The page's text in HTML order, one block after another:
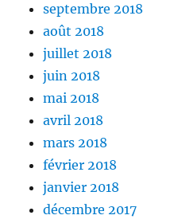
septembre 2018
août 2018
juillet 2018
juin 2018
mai 2018
avril 2018
mars 2018
février 2018
janvier 2018
décembre 2017